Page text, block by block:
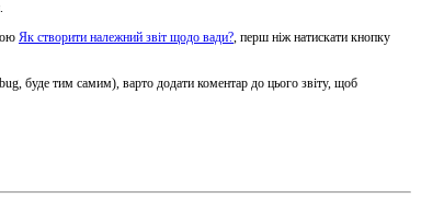
Як створити належний звіт щодо вади? , перш ніж натискати кнопку
буде тим самим), варто додати коментар до цього звіту, щоб